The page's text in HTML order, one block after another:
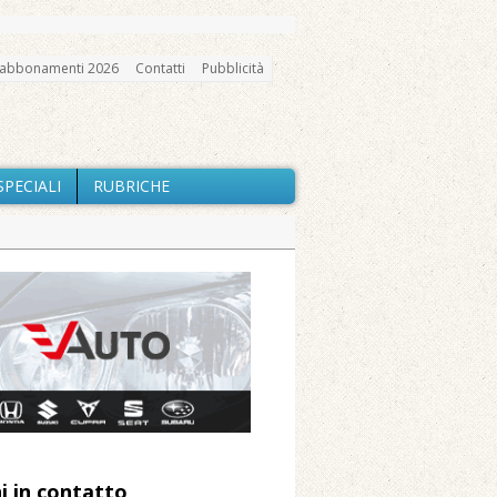
2026 Contatti Pubblicità
RUBRICHE
«Misura precauzionale e
della Pro Loco